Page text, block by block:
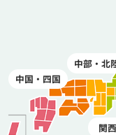
中部・北
関西
中国・四国